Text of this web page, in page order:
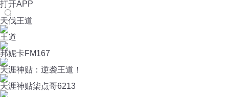
打开APP
天伐王道
王道
邦妮卡FM167
天涯神贴：逆袭王道！
天涯神贴柒点哥6213